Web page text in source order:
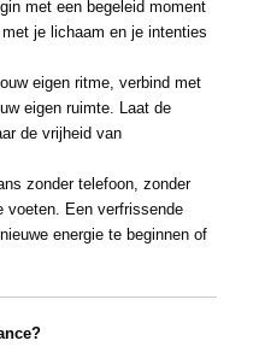
met een begeleid moment
je lichaam en je intenties
eigen ritme, verbind met
eigen ruimte. Laat de
de vrijheid van
zonder telefoon, zonder
voeten. Een verfrissende
energie te beginnen of